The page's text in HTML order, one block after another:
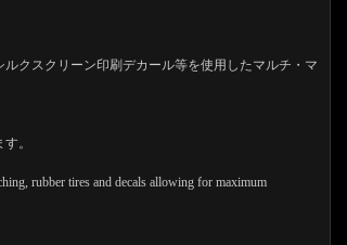
クスクリーン印刷デカール等を使用したマルチ・マ
。
rubber tires and decals allowing for maximum